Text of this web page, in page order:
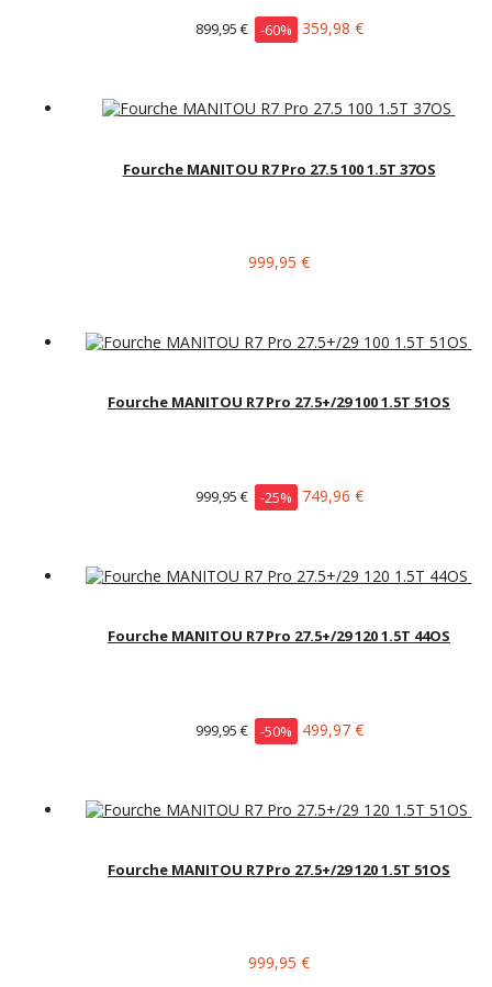
899,95 € -60% 359,98 €
Fourche MANITOU R7 Pro 27.5 100 1.5T 37OS
999,95 €
Fourche MANITOU R7 Pro 27.5+/29 100 1.5T 51OS
999,95 € -25% 749,96 €
Fourche MANITOU R7 Pro 27.5+/29 120 1.5T 44OS
999,95 € -50% 499,97 €
Fourche MANITOU R7 Pro 27.5+/29 120 1.5T 51OS
999,95 €